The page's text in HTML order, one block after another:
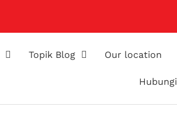
Topik Blog Our location